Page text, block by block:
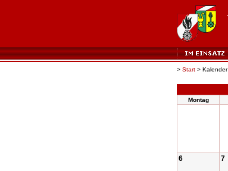
> Start > Kalender
Montag
6 7